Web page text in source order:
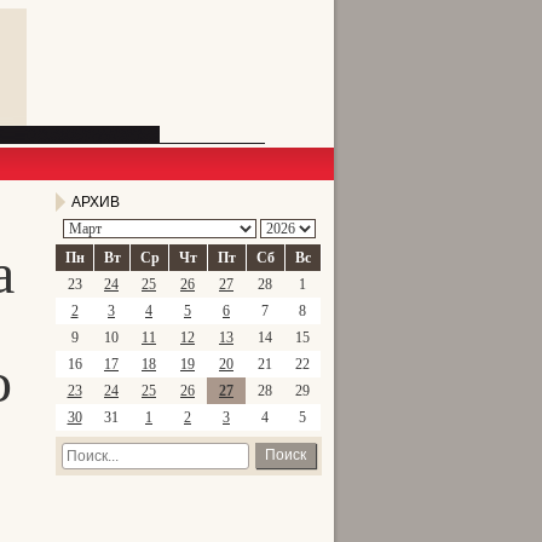
АРХИВ
Пн Вт Ср Чт Пт Сб
Вс
23
24 25 26 27 28
1
2
3 4 5 6 7
8
9
10 11 12 13 14
15
16
17 18 19 20 21
22
23
24 25 26 27 28
29
30
31 1 2 3 4 5
Поиск